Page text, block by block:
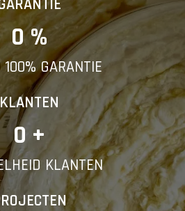
0 %
GARANTIE
KLANTEN
0 +
KLANTEN